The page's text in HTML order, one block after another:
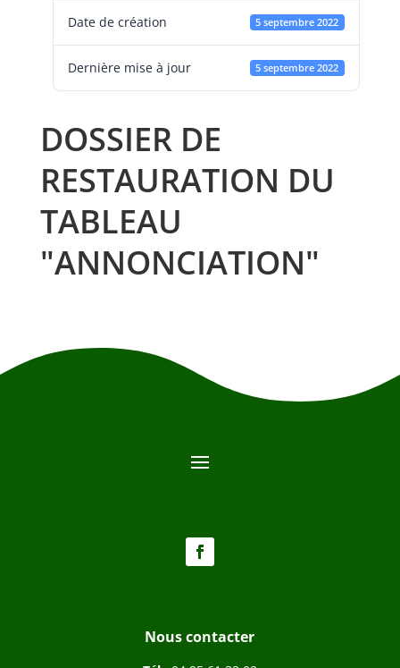
Date de création 5 septembre 2022
Dernière mise à jour 5 septembre 2022
DOSSIER DE
RESTAURATION DU
TABLEAU
"ANNONCIATION"
Nous contacter